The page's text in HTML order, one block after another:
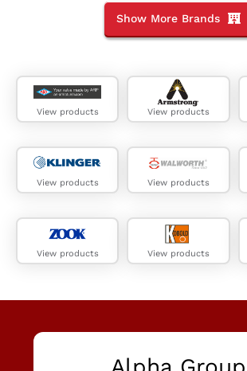
Show More Brands
View products View products
View products View products
View products View products